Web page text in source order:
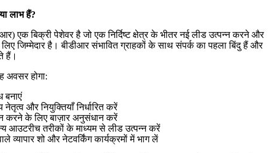
लाभ हैं?
एक बिक्री पेशेवर है जो एक निर्दिष्ट क्षेत्र के भीतर नई लीड उत्पन्न करने और
लिए जिम्मेदार है। बीडीआर संभावित ग्राहकों के साथ संपर्क का पहला बिंदु हैं और
हैं।
होगा:
बनाएं
नेतृत्व और नियुक्तियाँ निर्धारित करें
करने के लिए बाज़ार अनुसंधान करें
आउटरीच तरीकों के माध्यम से लीड उत्पन्न करें
व्यापार शो और नेटवर्किंग कार्यक्रमों में भाग लें